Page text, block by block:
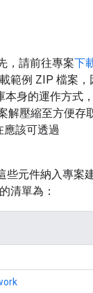
，請前往專案下
範例 ZIP 檔案
身的運作方式
解壓縮至方便存
應該可透過
元件納入專案建
清單為：